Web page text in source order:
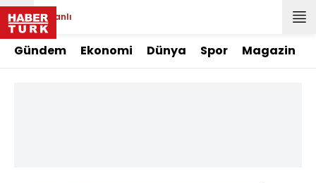
Canlı
Gündem Ekonomi Dünya Spor Magazin